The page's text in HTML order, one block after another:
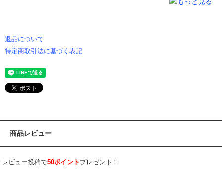
返品について
特定商取引法に基づく表記
商品レビュー
レビュー投稿で50ポイント プレゼント！